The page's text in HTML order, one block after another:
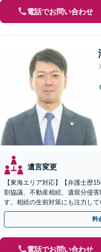
電話でお問い合わせ
遺言変更
【東海エリア対応】【弁護士歴
割協議、不動産相続、遺留分侵
す。相続の生前対策にも注力し
にも、お早めにご相談ください
料
電話でお問い合わせ